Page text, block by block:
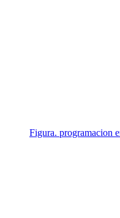
Figura. programacion